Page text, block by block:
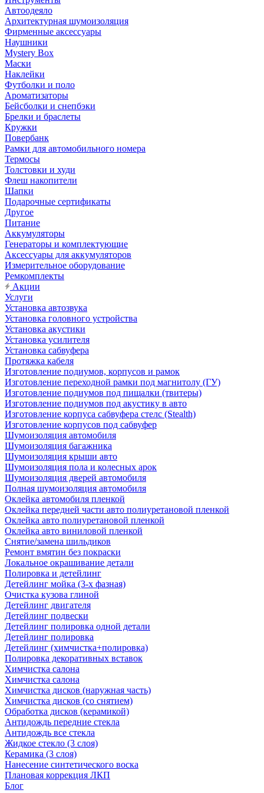
Автоодеяло
Архитектурная шумоизоляция
Фирменные аксессуары
Наушники
Mystery Box
Маски
Наклейки
Футболки и поло
Ароматизаторы
Бейсболки и снепбэки
Брелки и браслеты
Кружки
Повербанк
Рамки для автомобильного номера
Термосы
Толстовки и худи
Флеш накопители
Шапки
Подарочные сертификаты
Другое
Питание
Аккумуляторы
Генераторы и комплектующие
Аксессуары для аккумуляторов
Измерительное оборудование
Ремкомплекты
Акции
Услуги
Установка автозвука
Установка головного устройства
Установка акустики
Установка усилителя
Установка сабвуфера
Протяжка кабеля
Изготовление подиумов, корпусов и рамок
Изготовление переходной рамки под магнитолу (ГУ)
Изготовление подиумов под пищалки (твитеры)
Изготовление подиумов под акустику в авто
Изготовление корпуса сабвуфера стелс (Stealth)
Изготовление корпусов под сабвуфер
Шумоизоляция автомобиля
Шумоизоляция багажника
Шумоизоляция крыши авто
Шумоизоляция пола и колесных арок
Шумоизоляция дверей автомобиля
Полная шумоизоляция автомобиля
Оклейка автомобиля пленкой
Оклейка передней части авто полиуретановой пленкой
Оклейка авто полиуретановой пленкой
Оклейка авто виниловой пленкой
Снятие/замена шильдиков
Ремонт вмятин без покраски
Локальное окрашивание детали
Полировка и детейлинг
Детейлинг мойка (3-х фазная)
Очистка кузова глиной
Детейлинг двигателя
Детейлинг подвески
Детейлинг полировка одной детали
Детейлинг полировка
Детейлинг (химчистка+полировка)
Полировка декоративных вставок
Химчистка салона
Химчистка салона
Химчистка дисков (наружная часть)
Химчистка дисков (со снятием)
Обработка дисков (керамикой)
Антидождь передние стекла
Антидождь все стекла
Жидкое стекло (3 слоя)
Керамика (3 слоя)
Нанесение синтетического воска
Плановая коррекция ЛКП
Блог